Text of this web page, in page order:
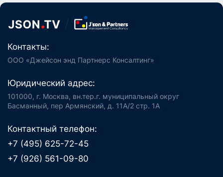
Контакты:
ООО «Джейсон энд Партнерс Консалтинг»
Юридический адрес:
101000, г. Москва, вн.тер.г. муниципальный округ
Басманный, пер Армянский, д. 11А/2 стр. 1А
Контактный телефон:
+7 (495) 625-72-45
+7 (926) 561-09-80